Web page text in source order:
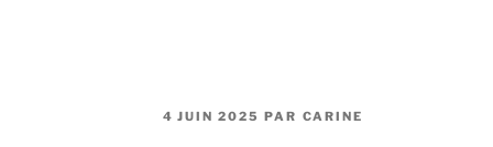
PUBLIÉ
4 JUIN 2025 PAR CARINE